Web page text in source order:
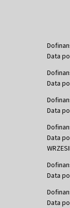
Data
Data
Data
Data
Data
Data